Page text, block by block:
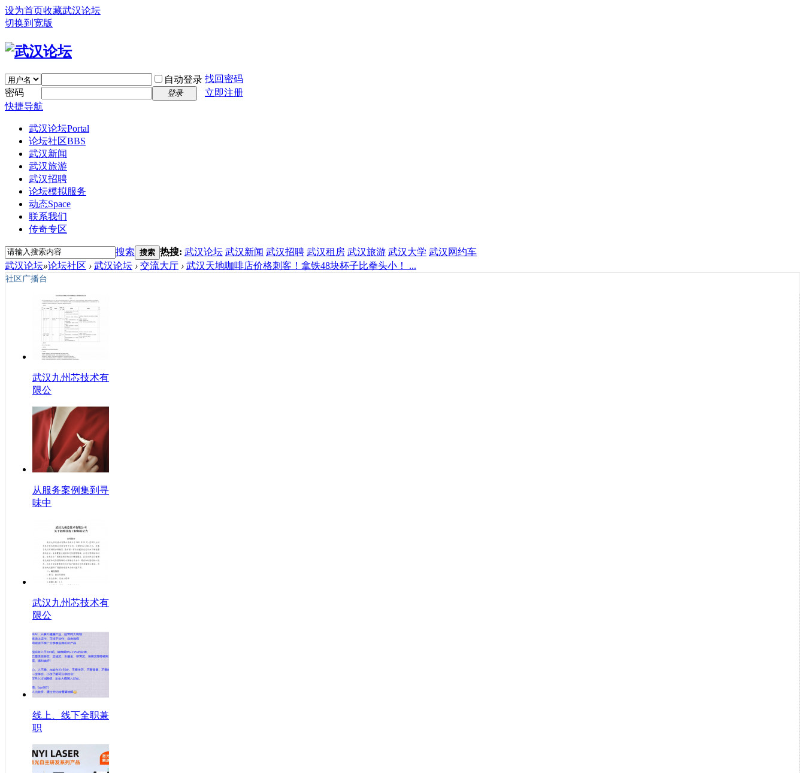
设为首页收藏武汉论坛
切换到宽版
自动登录 找回密码
密码
登录
立即注册
快捷导航
武汉论坛Portal
论坛社区BBS
武汉新闻
武汉旅游
武汉招聘
论坛模拟服务
动态Space
联系我们
传奇专区
搜索 搜索 热搜: 武汉论坛 武汉新闻 武汉招聘 武汉租房 武汉旅游 武汉大学 武汉网约车
武汉论坛»论坛社区 › 武汉论坛 › 交流大厅 › 武汉天地咖啡店价格刺客！拿铁48块杯子比拳头小！ ...
社区广播台
武汉九州芯技术有
限公
从服务案例集到寻
味中
武汉九州芯技术有
限公
线上、线下全职兼
职